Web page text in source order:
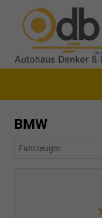
BMW
Fahrzeugnr.